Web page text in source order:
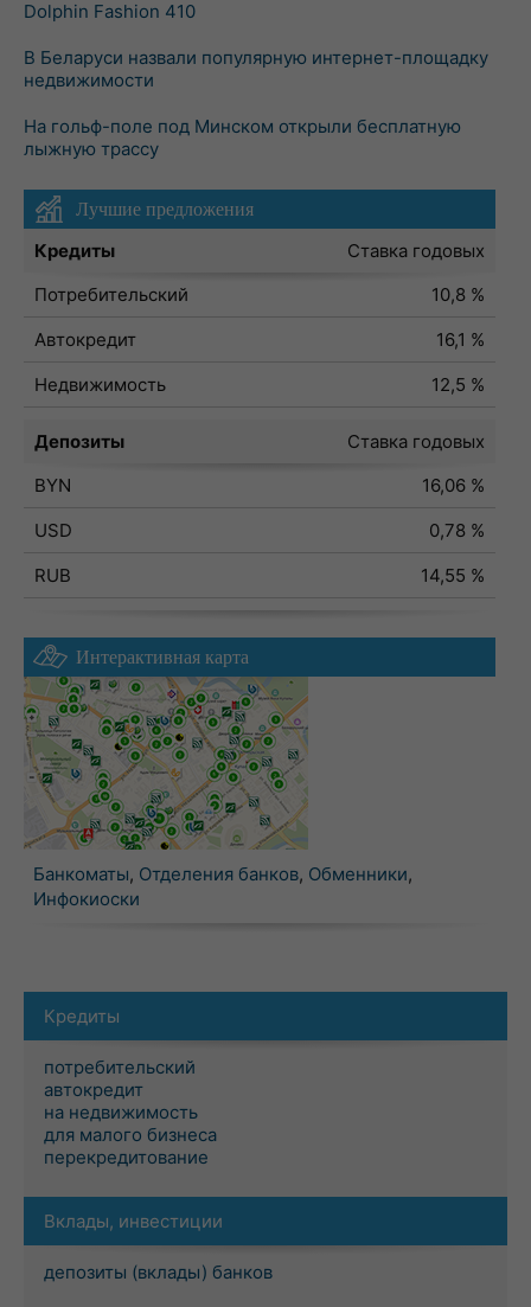
Dolphin Fashion 410
В Беларуси назвали популярную интернет-площадку
недвижимости
На гольф-поле под Минском открыли бесплатную
лыжную трассу
Лучшие предложения
Кредиты
Ставка годовых
Потребительский
10,8 %
Автокредит
16,1 %
Недвижимость
12,5 %
Депозиты
Ставка годовых
BYN
16,06 %
USD
0,78 %
RUB
14,55 %
Интерактивная карта
Банкоматы, Отделения банков, Обменники,
Инфокиоски
Кредиты
потребительский
автокредит
на недвижимость
для малого бизнеса
перекредитование
Вклады, инвестиции
депозиты (вклады) банков